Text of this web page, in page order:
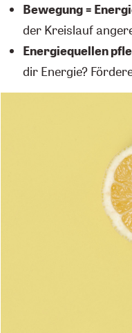
Bewegung =
der Kreislauf
Energiequellen
dir Energie?